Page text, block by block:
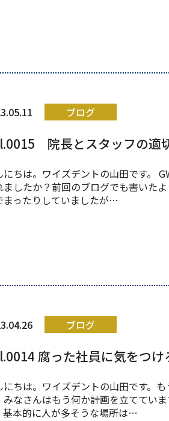
ブログ
院長とスタッフの適
にちは。ワイズデントの山田です。
ましたか？前回のブログでも書いた
まったりしていましたが…
ブログ
腐った社員に気をつけ
にちは。ワイズデントの山田です。
みなさんはもう何か計画を立ててい
基本的に人が多そうな場所は…